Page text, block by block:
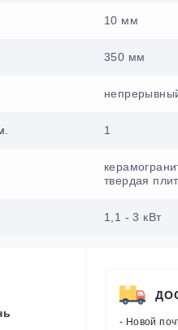
10 мм
350 мм
1
твердая
1,1 - 3 кВт
- Новой